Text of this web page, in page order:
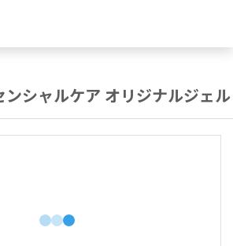
ンシャルケア オリジナルジェル